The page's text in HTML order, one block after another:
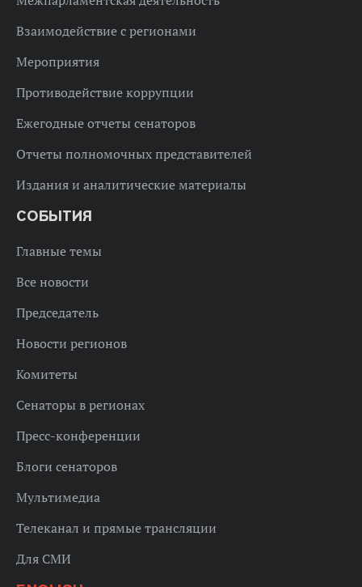
Взаимодействие с регионами
Мероприятия
Противодействие коррупции
Ежегодные отчеты сенаторов
Отчеты полномочных представителей
Издания и аналитические материалы
СОБЫТИЯ
Главные темы
Все новости
Председатель
Новости регионов
Комитеты
Сенаторы в регионах
Пресс-конференции
Блоги сенаторов
Мультимедиа
Телеканал и прямые трансляции
Для СМИ